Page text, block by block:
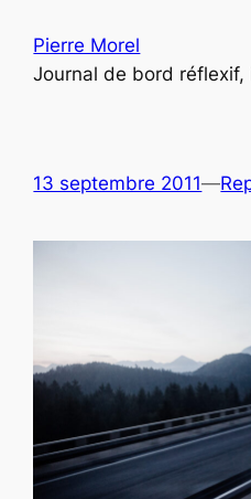
contenu
Pierre Morel
Journal de bord
13 septembre 2011—